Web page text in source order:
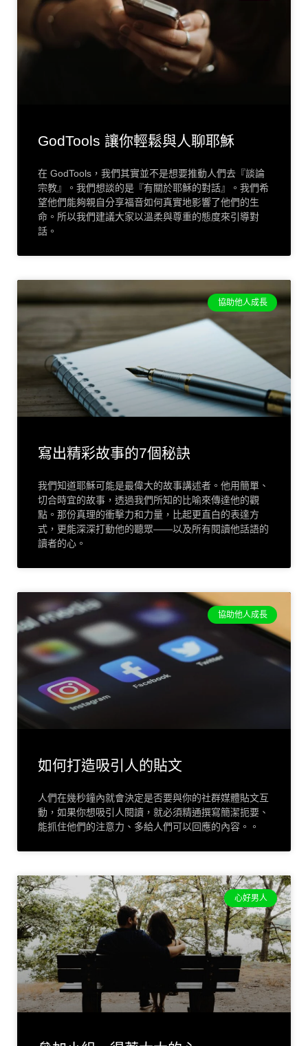
GodTools 讓你輕鬆與人聊耶穌
在 GodTools，我們其實並不是想要推動人們去『談論
宗教』。我們想談的是『有關於耶穌的對話』。我們希
望他們能夠親自分享福音如何真實地影響了他們的生
命。所以我們建議大家以溫柔與尊重的態度來引導對
話。
協助他人成長
寫出精彩故事的7個秘訣
我們知道耶穌可能是最偉大的故事講述者。他用簡單、
切合時宜的故事，透過我們所知的比喻來傳達他的觀
點。那份真理的衝擊力和力量，比起更直白的表達方
式，更能深深打動他的聽眾——以及所有閱讀他話語的
讀者的心。
協助他人成長
如何打造吸引人的貼文
人們在幾秒鐘內就會決定是否要與你的社群媒體貼文互
動，如果你想吸引人閱讀，就必須精通撰寫簡潔扼要、
能抓住他們的注意力、多給人們可以回應的內容。。
心好男人